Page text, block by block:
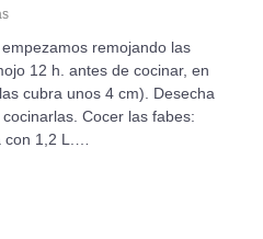
remojando las
12 h. antes de cocinar, en
cubra unos 4 cm). Desecha
Cocer las fabes:
1,2 L.…